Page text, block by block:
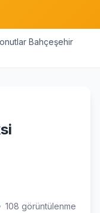
Bahçeşehir
108 görüntülenme